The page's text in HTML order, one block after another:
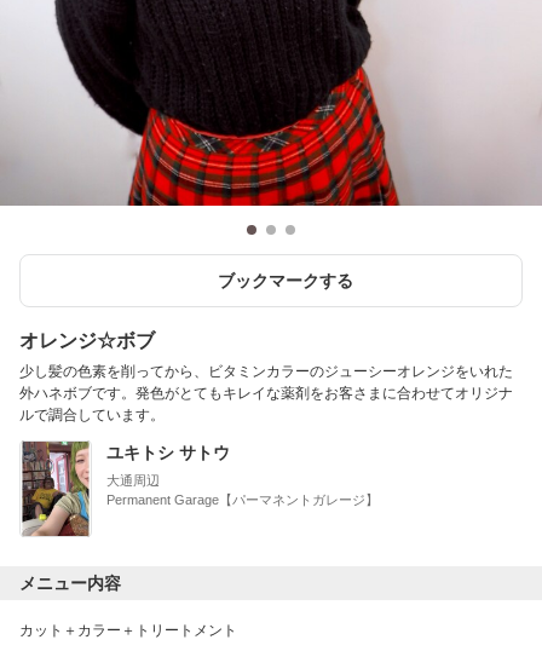
ブックマークする
オレンジ☆ボブ
少し髪の色素を削ってから、ビタミンカラーのジューシーオレンジをいれた
外ハネボブです。発色がとてもキレイな薬剤をお客さまに合わせてオリジナ
ルで調合しています。
ユキトシ サトウ
大通周辺
Permanent Garage【パーマネントガレージ】
メニュー内容
カット＋カラー＋トリートメント